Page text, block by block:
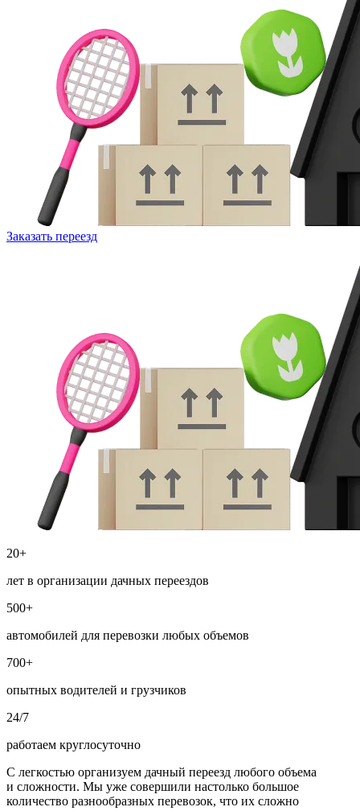
Заказать переезд
20+
лет в организации дачных переездов
500+
автомобилей для перевозки любых объемов
700+
опытных водителей и грузчиков
24/7
работаем круглосуточно
С легкостью организуем дачный переезд любого объема
и сложности. Мы уже совершили настолько большое
количество разнообразных перевозок, что их сложно